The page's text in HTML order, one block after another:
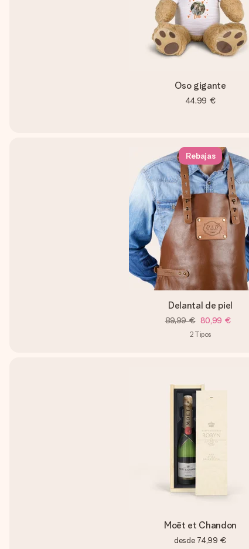
Oso gigante
44,99 €
Rebajas
Delantal de piel
89,99 € 80,99 €
2 Tipos
Moët et Chandon
desde 74,99 €